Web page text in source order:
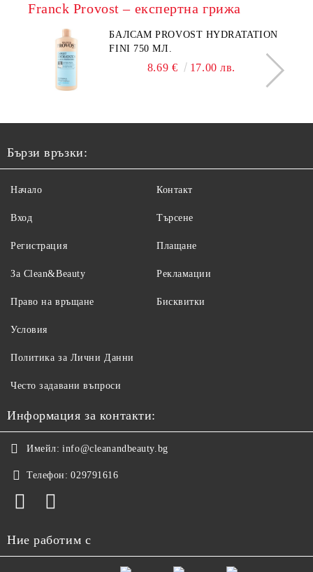
Franck Provost – експертна грижа
БАЛСАМ PROVOST HYDRATATION
FINI 750 МЛ.
8.69 € 17.00 лв.
Бързи връзки:
Начало
Вход
Регистрация
За Clean&Beauty
Контакт
Търсене
Плащане
Рекламации
Право на връщане
Условия
Политика за Лични Данни
Често задавани въпроси
Бисквитки
Информация за контакти:
Имейл: info@cleanandbeauty.bg
Телефон: 029791616
Ние работим с